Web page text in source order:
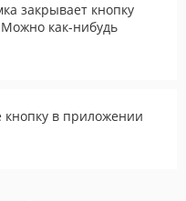
закрывает кнопку
как-нибудь
в приложении